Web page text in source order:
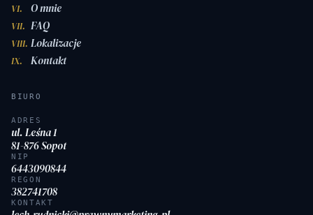
VI. O mnie
VII. FAQ
VIII. Lokalizacje
IX. Kontakt
BIURO
ADRES
ul. Leśna 1
81-876 Sopot
NIP
6443090844
REGON
382741708
KONTAKT